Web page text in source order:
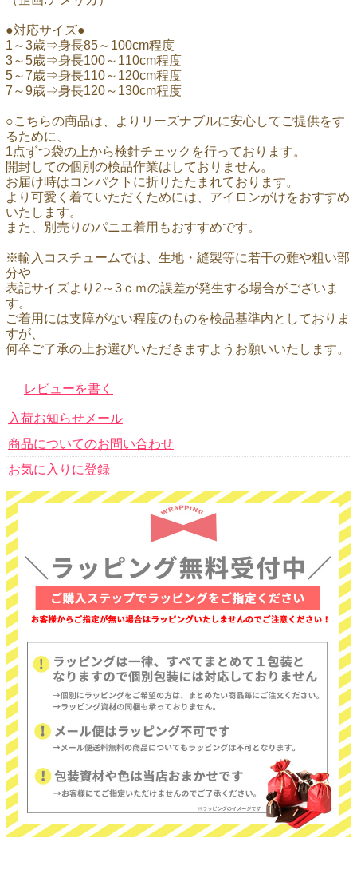
●対応サイズ●
1～3歳⇒身長85～100cm程度
3～5歳⇒身長100～110cm程度
5～7歳⇒身長110～120cm程度
7～9歳⇒身長120～130cm程度
○こちらの商品は、よりリーズナブルに安心してご提供をす
るために、
1点ずつ袋の上から検針チェックを行っております。
開封しての個別の検品作業はしておりません。
お届け時はコンパクトに折りたたまれております。
より可愛く着ていただくためには、アイロンがけをおすすめ
いたします。
また、別売りのパニエ着用もおすすめです。
※輸入コスチュームでは、生地・縫製等に若干の難や粗い部
分や
表記サイズより2～3ｃｍの誤差が発生する場合がございま
す。
ご着用には支障がない程度のものを検品基準内としておりま
すが、
何卒ご了承の上お選びいただきますようお願いいたします。
レビューを書く
入荷お知らせメール
商品についてのお問い合わせ
お気に入りに登録